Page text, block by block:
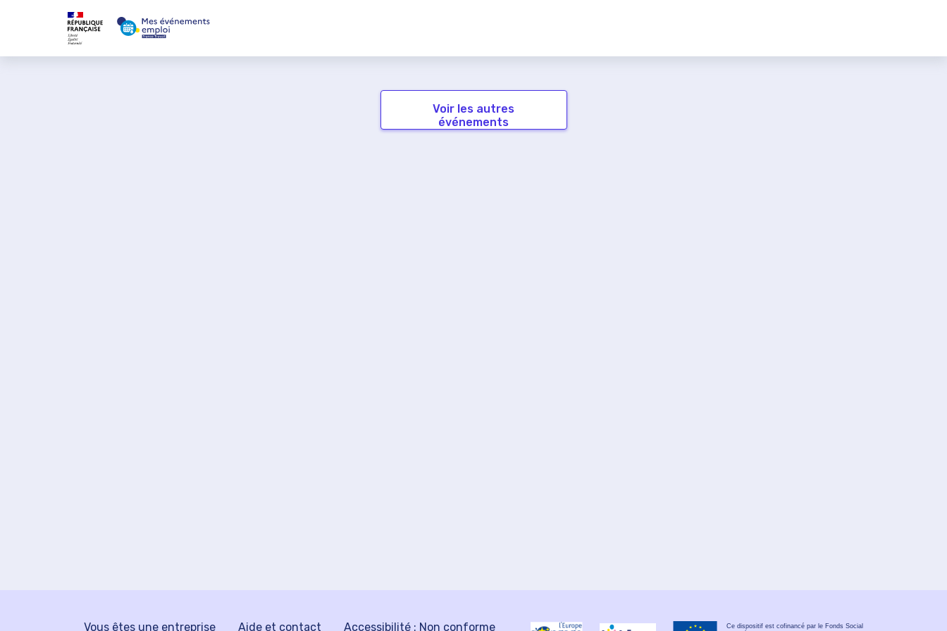
Voir les autres
événements
Vous êtes une entreprise Aide et contact Accessibilité : Non conforme
Ce dispositif est cofinancé par le Fonds Social